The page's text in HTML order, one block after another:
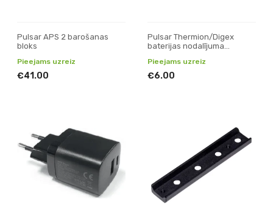
Pulsar APS 2 barošanas
bloks
Pieejams uzreiz
€41.00
Pulsar Thermion/Digex
baterijas nodalījuma
Pieejams uzreiz
€6.00